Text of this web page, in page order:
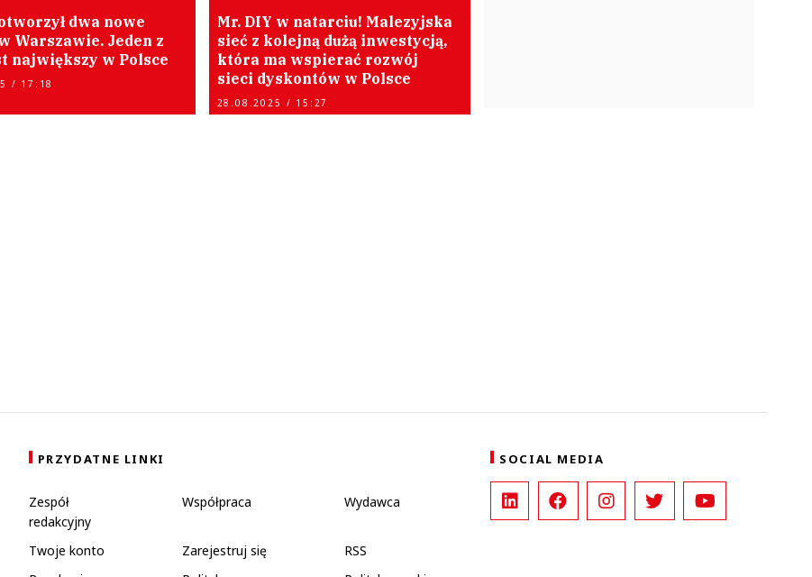
dwa nowe
Warszawie. Jeden z
największy w Polsce
/ 17:18
Mr. DIY w natarciu! Malezyjska
sieć z kolejną dużą inwestycją,
która ma wspierać rozwój
sieci dyskontów w Polsce
28.08.2025 / 15:27
PRZYDATNE LINKI
Zespół
redakcyjny
Współpraca Wydawca
Twoje konto Zarejestruj się
RSS
SOCIAL MEDIA